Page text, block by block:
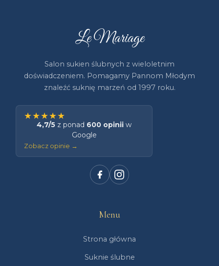
Le Mariage
Salon sukien ślubnych z wieloletnim
doświadczeniem. Pomagamy Pannom Młodym
znaleźć suknię marzeń od 1997 roku.
★★★★★
4,7/5 z ponad 600 opinii w
Google
Zobacz opinie →
Menu
Strona główna
Suknie ślubne